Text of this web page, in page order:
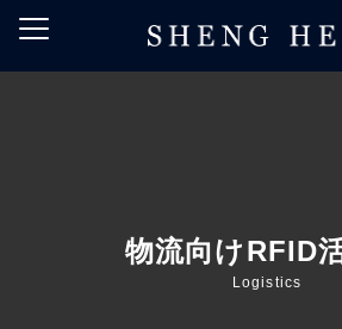
メインコンテンツにスキップ
物流向けRFID
Logistics